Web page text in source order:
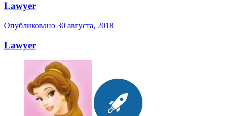
Lawyer
Опубликовано 30 августа, 2018
Lawyer